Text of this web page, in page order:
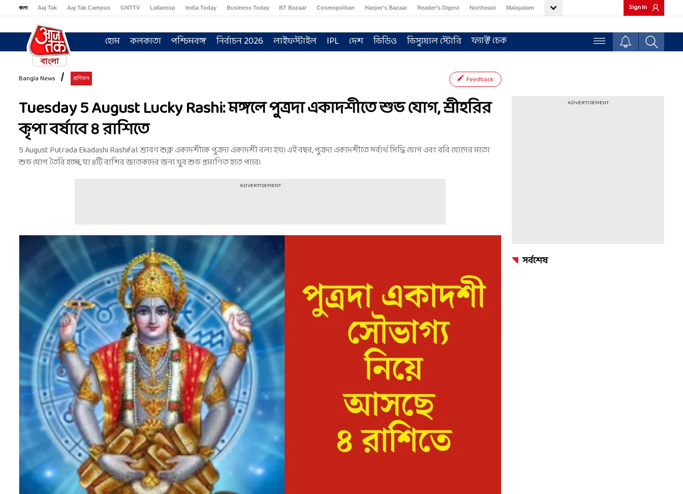
বাংলা Aaj Tak Aaj Tak Campus GNTTV Lallantop India Today Business Today BT Bazaar Cosmopolitan Harper's Bazaar Reader’s Digest Northeast Malayalam Sign In
হোম কলকাতা পশ্চিমবঙ্গ নির্বাচন 2026 লাইফস্টাইল IPL দেশ ভিডিও ভিস্যুয়াল স্টোরি ফ্যাক্ট চেক
Bangla News রাশিফল Feedback
Tuesday 5 August Lucky Rashi: মঙ্গলে পুত্রদা একাদশীতে শুভ যোগ, শ্রীহরির
কৃপা বর্ষাবে ৪ রাশিতে
5 August Putrada Ekadashi Rashifal: শ্রাবণ শুক্ল একাদশীকে পুত্রদা একাদশী বলা হয়। এই বছর, পুত্রদা একাদশীতে সর্বার্থ সিদ্ধি যোগ এবং রবি যোগের মতো
শুভ যোগ তৈরি হচ্ছে, যা ৪টি রাশির জাতকদের জন্য খুব শুভ প্রমাণিত হতে পারে।
ADVERTISEMENT
ADVERTISEMENT
সর্বশেষ